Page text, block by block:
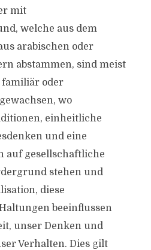
mit
welche aus dem
arabischen oder
abstammen, sind meist
familiär oder
wo
einheitliche
und eine
auf gesellschaftliche
stehen und
diese
beeinflussen
unser Denken und
Verhalten. Dies gilt